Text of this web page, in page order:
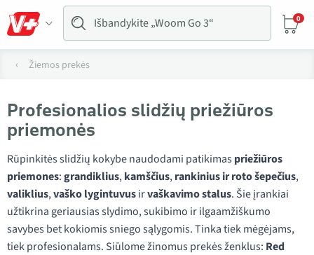
0
Žiemos prekės
Profesionalios slidžių priežiūros
priemonės
Rūpinkitės slidžių kokybe naudodami patikimaspriežiūros
priemones:grandiklius,kamščius,rankinius ir roto šepečius,
valiklius,vaško lygintuvusirvaškavimo stalus. Šie įrankiai
užtikrina geriausias slydimo, sukibimo ir ilgaamžiškumo
savybes bet kokiomis sniego sąlygomis. Tinka tiek mėgėjams,
tiek profesionalams. Siūlome žinomus prekės ženklus: Red